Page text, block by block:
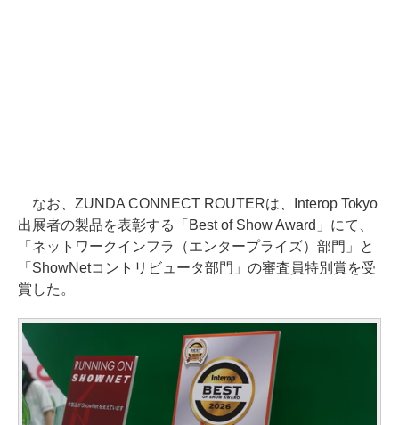
なお、ZUNDA CONNECT ROUTERは、Interop Tokyo
出展者の製品を表彰する「Best of Show Award」にて、
「ネットワークインフラ（エンタープライズ）部門」と
「ShowNetコントリビュータ部門」の審査員特別賞を受
賞した。